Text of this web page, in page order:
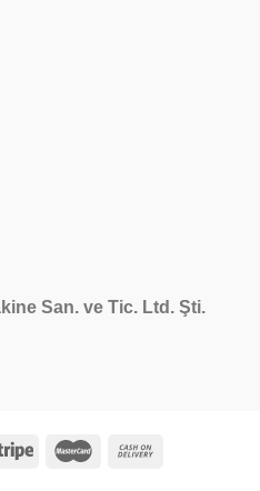
San. ve Tic. Ltd. Şti.